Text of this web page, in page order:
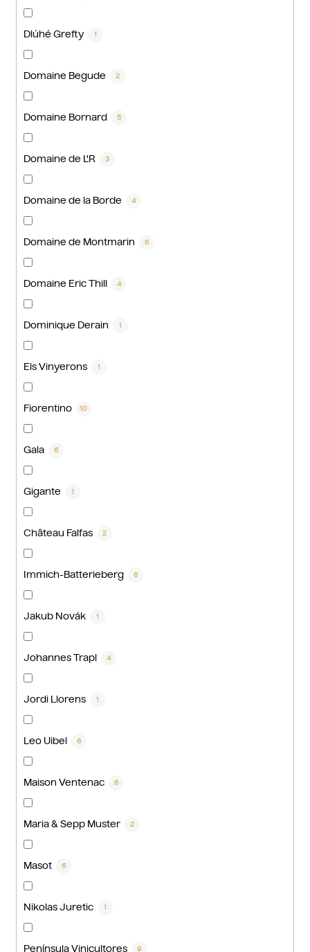
Dlúhé Grefty 1
Domaine Begude 2
Domaine Bornard 5
Domaine de L'R 3
Domaine de la Borde 4
Domaine de Montmarin 6
Domaine Eric Thill 4
Dominique Derain 1
Els Vinyerons 1
Fiorentino 10
Gala 6
Gigante 1
Château Falfas 2
Immich-Batterieberg 6
Jakub Novák 1
Johannes Trapl 4
Jordi Llorens 1
Leo Uibel 6
Maison Ventenac 6
Maria & Sepp Muster 2
Masot 6
Nikolas Juretic 1
Península Vinicultores 9